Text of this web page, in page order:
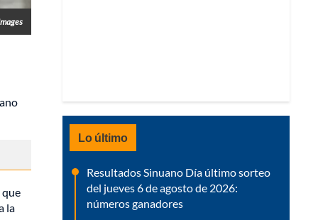
la
Lo último
Resultados Sinuano Día último sorteo
del jueves 6 de agosto de 2026:
números ganadores